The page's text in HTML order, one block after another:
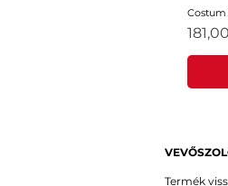
Ár
Termék